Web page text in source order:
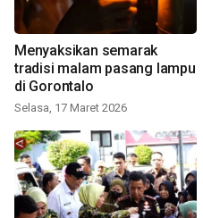
Menyaksikan semarak
tradisi malam pasang lampu
di Gorontalo
Selasa, 17 Maret 2026